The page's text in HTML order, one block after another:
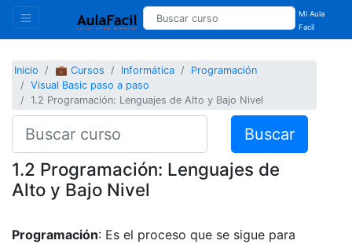
Mi Aula
Facil
Inicio 💼 Cursos Informática
Programación
Visual Basic paso a paso
1.2 Programación: Lenguajes de Alto y Bajo Nivel
Buscar
1.2 Programación: Lenguajes de
Alto y Bajo Nivel
Programación: Es el proceso que se sigue para